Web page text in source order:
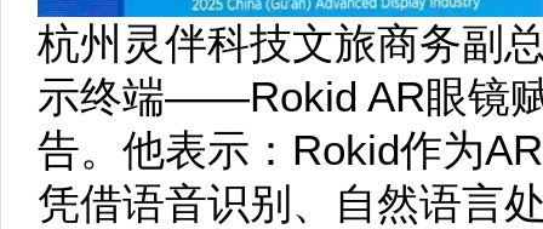
杭州灵伴科技文旅商务副
示终端——Rokid AR眼镜
告。他表示：Rokid作为
凭借语音识别、自然语言